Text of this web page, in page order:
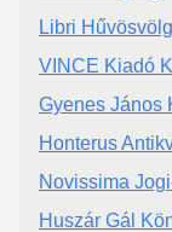
Libri
VINCE Kiadó
Gyenes János
Honterus
Novissima
Huszár Gál